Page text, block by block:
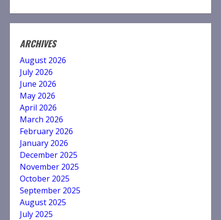
ARCHIVES
August 2026
July 2026
June 2026
May 2026
April 2026
March 2026
February 2026
January 2026
December 2025
November 2025
October 2025
September 2025
August 2025
July 2025